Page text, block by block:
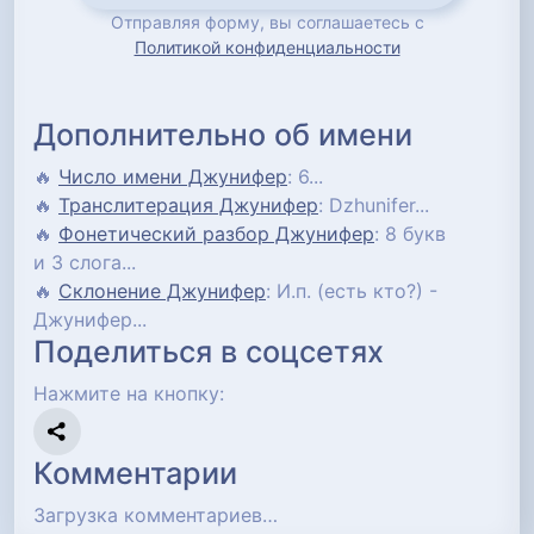
Отправляя форму, вы соглашаетесь с
Политикой конфиденциальности
Дополнительно об имени
🔥 Число имени Джунифер: 6...
🔥 Транслитерация Джунифер: Dzhunifer...
🔥 Фонетический разбор Джунифер: 8 букв
и 3 слога...
🔥 Склонение Джунифер: И.п. (есть кто?) -
Джунифер...
Поделиться в соцсетях
Нажмите на кнопку:
Комментарии
Загрузка комментариев…